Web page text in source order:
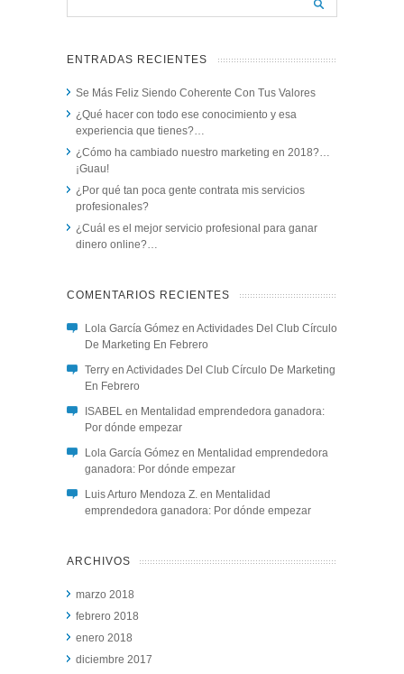
ENTRADAS RECIENTES
Se Más Feliz Siendo Coherente Con Tus Valores
¿Qué hacer con todo ese conocimiento y esa
experiencia que tienes?…
¿Cómo ha cambiado nuestro marketing en 2018?…
¡Guau!
¿Por qué tan poca gente contrata mis servicios
profesionales?
¿Cuál es el mejor servicio profesional para ganar
dinero online?…
COMENTARIOS RECIENTES
Lola García Gómez en Actividades Del Club Círculo
De Marketing En Febrero
Terry en Actividades Del Club Círculo De Marketing
En Febrero
ISABEL en Mentalidad emprendedora ganadora:
Por dónde empezar
Lola García Gómez en Mentalidad emprendedora
ganadora: Por dónde empezar
Luis Arturo Mendoza Z. en Mentalidad
emprendedora ganadora: Por dónde empezar
ARCHIVOS
marzo 2018
febrero 2018
enero 2018
diciembre 2017